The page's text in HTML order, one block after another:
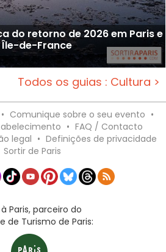
do retorno de 2026 em Paris e
Île-de-France
Todos os guias : Cultura >
• Comunique sobre o seu evento •
• FAQ / Contacto
legal • Definições de privacidade
Sortir de Paris
Paris, parceiro do
de Turismo de Paris: